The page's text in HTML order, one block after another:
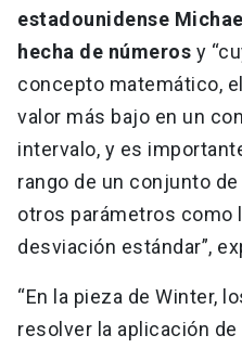
estadounidense
hecha de números y
concepto matemático, el
valor más bajo en un
intervalo, y es
rango de un conjunto
otros parámetros como
desviación estándar”,
“En la pieza de Winter,
resolver la aplicación